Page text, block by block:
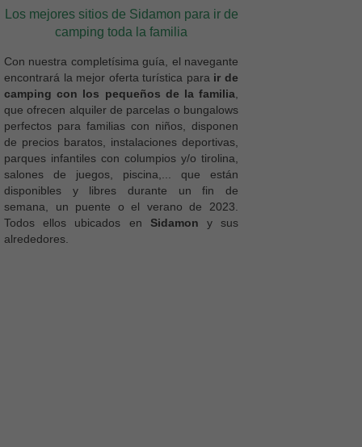
Los mejores sitios de Sidamon para ir de
camping toda la familia
Con nuestra completísima guía, el navegante
encontrará la mejor oferta turística para ir de
camping con los pequeños de la familia
que ofrecen alquiler de parcelas o bungalows
perfectos para familias con niños, disponen
de precios baratos, instalaciones deportivas,
parques infantiles con columpios y/o tirolina,
salones de juegos, piscina,... que están
disponibles y libres durante un fin de
semana, un puente o el verano de 2023.
Todos ellos ubicados en Sidamon y sus
alrededores.